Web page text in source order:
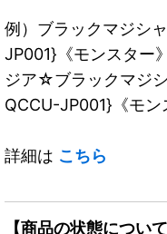
例）ブラックマジシ
JP001}《モンスター
ジア☆ブラックマジ
QCCU-JP001}《モン
詳細は こちら
【商品の状態について